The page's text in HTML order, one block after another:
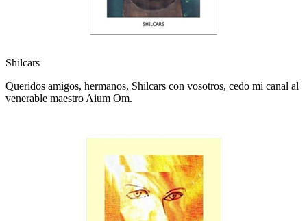
Shilcars
Queridos amigos, hermanos, Shilcars con vosotros, cedo mi canal al
venerable maestro Aium Om.